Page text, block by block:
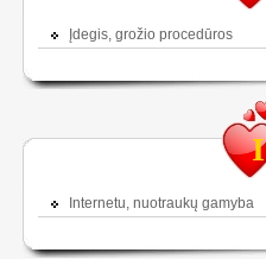
Įdegis, grožio procedūros
I
Internetu, nuotraukų gamyba